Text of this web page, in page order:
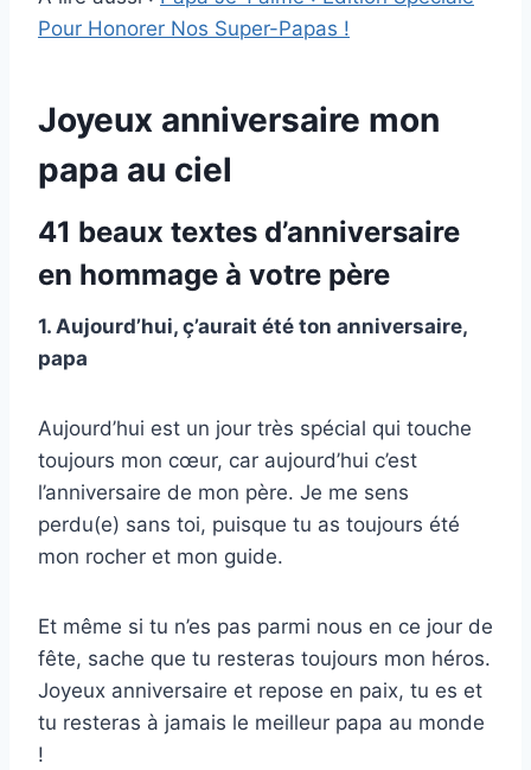
Pour Honorer Nos Super-Papas !
Joyeux anniversaire mon
papa au ciel
41 beaux textes d’anniversaire
en hommage à votre père
1. Aujourd’hui, ç’aurait été ton anniversaire,
papa
Aujourd’hui est un jour très spécial qui touche
toujours mon cœur, car aujourd’hui c’est
l’anniversaire de mon père. Je me sens
perdu(e) sans toi, puisque tu as toujours été
mon rocher et mon guide.
Et même si tu n’es pas parmi nous en ce jour de
fête, sache que tu resteras toujours mon héros.
Joyeux anniversaire et repose en paix, tu es et
tu resteras à jamais le meilleur papa au monde
!